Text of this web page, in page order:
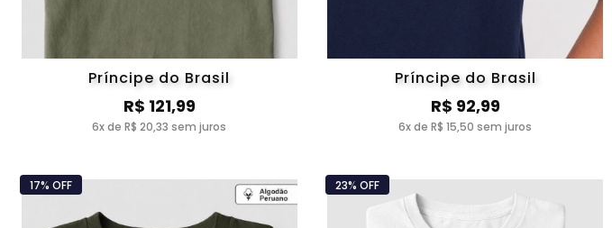
Príncipe do Brasil
R$ 121,99
6x de R$ 20,33 sem juros
Príncipe do Brasil
R$ 92,99
6x de R$ 15,50 sem juros
17% OFF 23% OFF